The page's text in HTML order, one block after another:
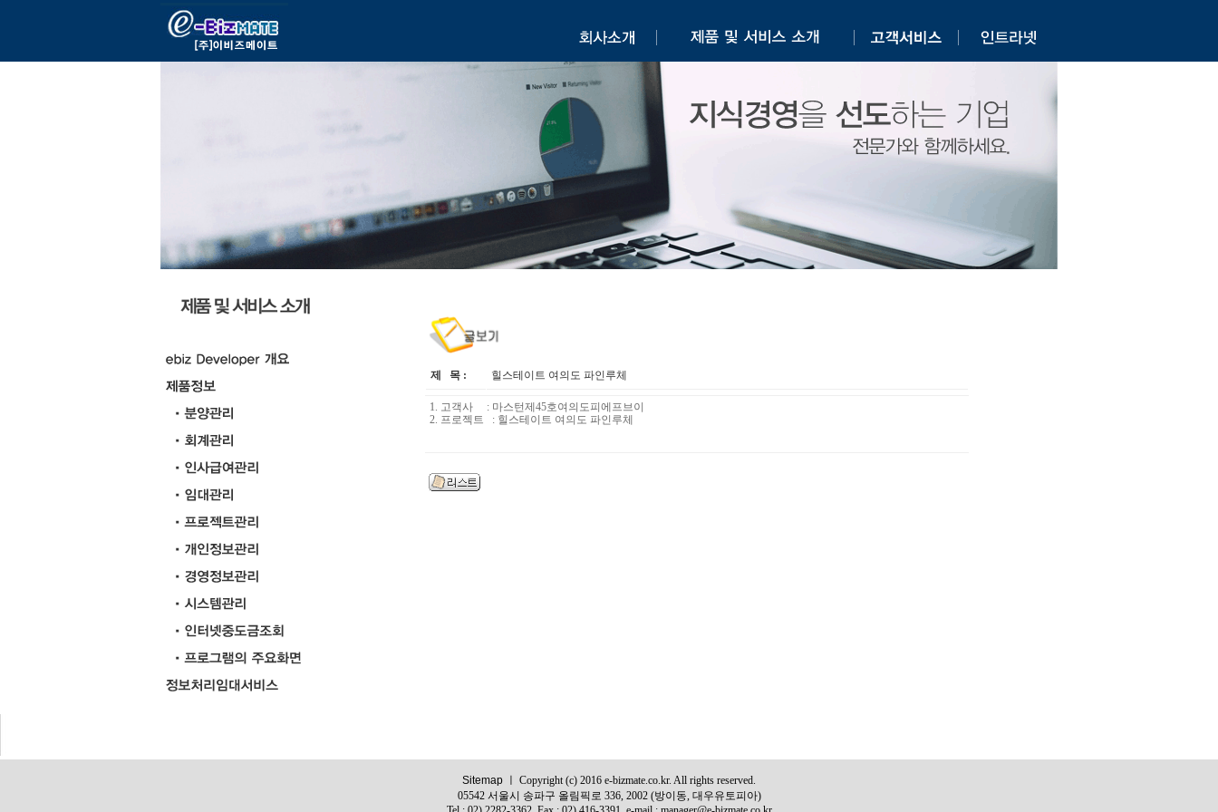
제 목 : 힐스테이트 여의도 파인루체
1. 고객사 : 마스턴제45호여의도피에프브이
2. 프로젝트 : 힐스테이트 여의도 파인루체
Sitemap ㅣ Copyright (c) 2016 e-bizmate.co.kr. All rights reserved.
05542 서울시 송파구 올림픽로 336, 2002 (방이동, 대우유토피아)